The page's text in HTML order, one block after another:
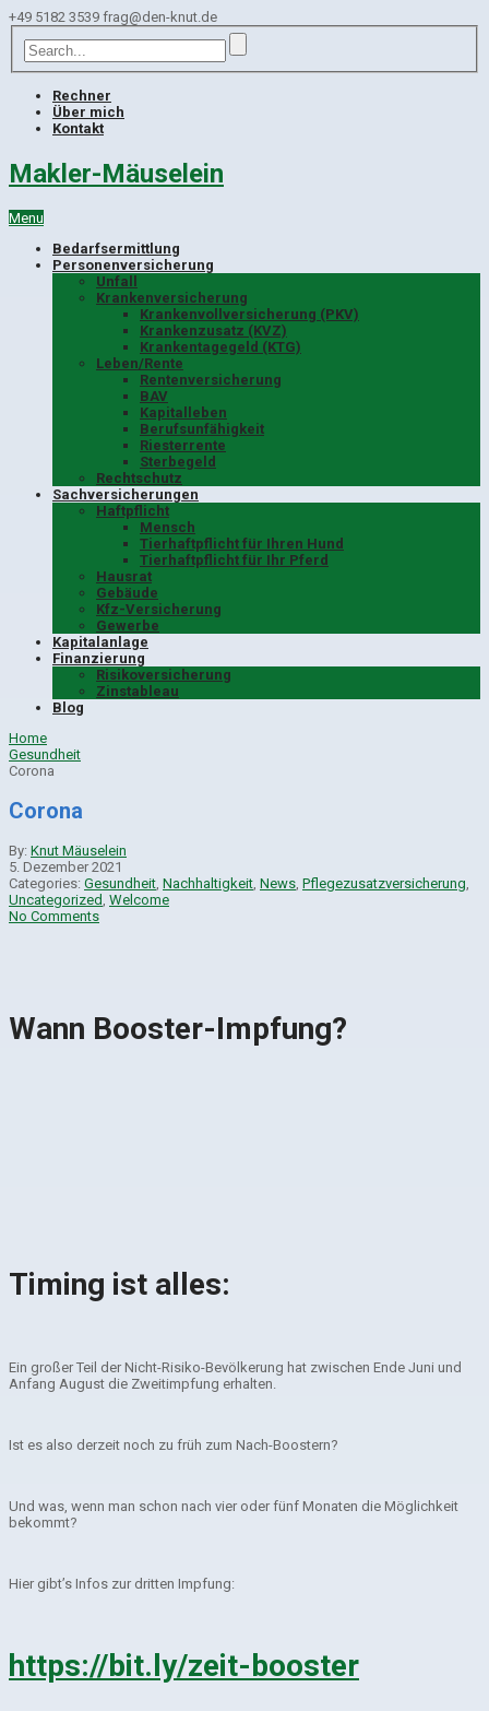
+49 5182 3539 frag@den-knut.de
Rechner
Über mich
Kontakt
Makler-Mäuselein
Menu
Bedarfsermittlung
Personenversicherung
Unfall
Krankenversicherung
Krankenvollversicherung (PKV)
Krankenzusatz (KVZ)
Krankentagegeld (KTG)
Leben/Rente
Rentenversicherung
BAV
Kapitalleben
Berufsunfähigkeit
Riesterrente
Sterbegeld
Rechtschutz
Sachversicherungen
Haftpflicht
Mensch
Tierhaftpflicht für Ihren Hund
Tierhaftpflicht für Ihr Pferd
Hausrat
Gebäude
Kfz-Versicherung
Gewerbe
Kapitalanlage
Finanzierung
Risikoversicherung
Zinstableau
Blog
Home
Gesundheit
Corona
Corona
By: Knut Mäuselein
5. Dezember 2021
Categories: Gesundheit Nachhaltigkeit News Pflegezusatzversicherung
Uncategorized Welcome
No Comments
Wann Booster-Impfung?
Timing ist alles:
Ein großer Teil der Nicht-Risiko-Bevölkerung hat zwischen Ende Juni und
Anfang August die Zweitimpfung erhalten.
Ist es also derzeit noch zu früh zum Nach-Boostern?
Und was, wenn man schon nach vier oder fünf Monaten die Möglichkeit
bekommt?
Hier gibt’s Infos zur dritten Impfung:
https://bit.ly/zeit-booster